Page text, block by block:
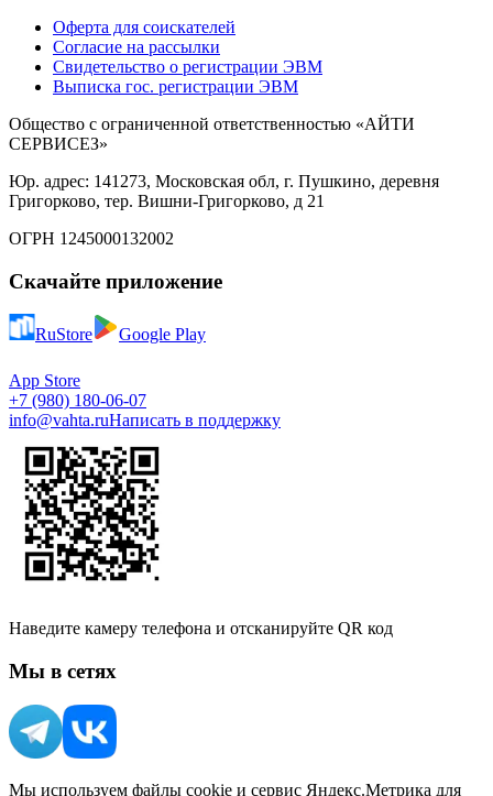
Оферта для соискателей
Согласие на рассылки
Свидетельство о регистрации ЭВМ
Выписка гос. регистрации ЭВМ
Общество с ограниченной ответственностью «АЙТИ
СЕРВИСЕЗ»
Юр. адрес: 141273, Московская обл, г. Пушкино, деревня
Григорково, тер. Вишни-Григорково, д 21
ОГРН 1245000132002
Скачайте приложение
RuStore Google Play
App Store
+7 (980) 180-06-07
info@vahta.ruНаписать в поддержку
Наведите камеру телефона и отсканируйте QR код
Мы в сетях
Мы используем файлы cookie и сервис Яндекс.Метрика для